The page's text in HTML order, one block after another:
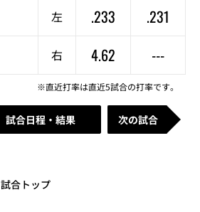
左 .233
.231
右 4.62 ---
※直近打率は直近5試合の打率です。
試合日程・結果 次の試合
試合トップ